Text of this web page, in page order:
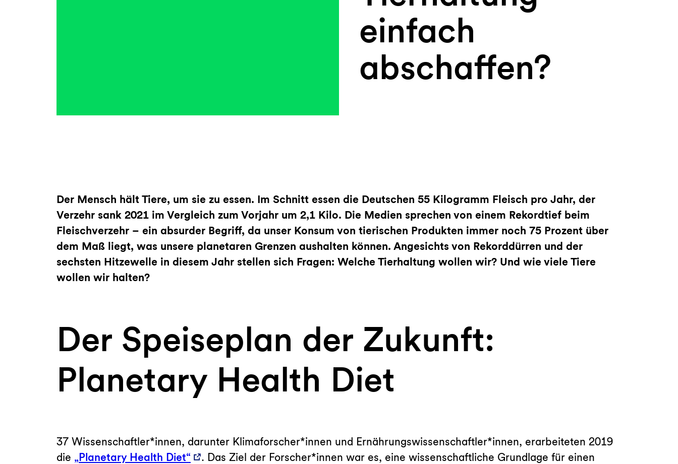
einfach
abschaffen?
Der Mensch hält Tiere, um sie zu essen. Im Schnitt essen die Deutschen 55 Kilogramm Fleisch pro Jahr, der
Verzehr sank 2021 im Vergleich zum Vorjahr um 2,1 Kilo. Die Medien sprechen von einem Rekordtief beim
Fleischverzehr – ein absurder Begriff, da unser Konsum von tierischen Produkten immer noch 75 Prozent über
dem Maß liegt, was unsere planetaren Grenzen aushalten können. Angesichts von Rekorddürren und der
sechsten Hitzewelle in diesem Jahr stellen sich Fragen: Welche Tierhaltung wollen wir? Und wie viele Tiere
wollen wir halten?
Der Speiseplan der Zukunft:
Planetary Health Diet
37 Wissenschaftler*innen, darunter Klimaforscher*innen und Ernährungswissenschaftler*innen, erarbeiteten 2019
die „Planetary Health Diet“
. Das Ziel der Forscher*innen war es, eine wissenschaftliche Grundlage für einen